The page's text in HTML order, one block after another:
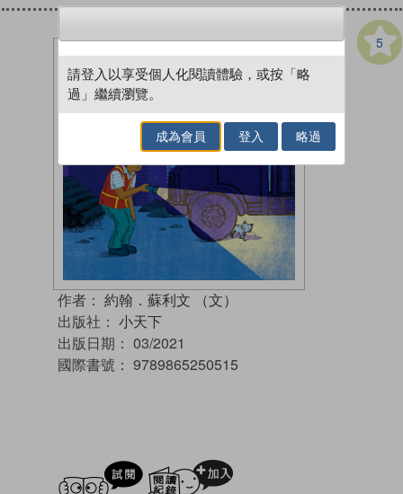
5
作者： 約翰．蘇利文 （文）
出版社： 小天下
出版日期： 03/2021
國際書號： 9789865250515
試閲
請登入以享受個人化閱讀體驗，或按「略
過」繼續瀏覽。
成為會員 登入 略過